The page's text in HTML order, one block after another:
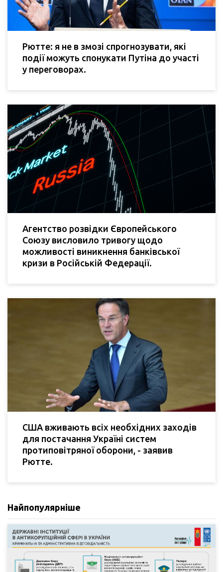
Рютте: я не в змозі спрогнозувати, які
події можуть спонукати Путіна до участі
у переговорах.
Агентство розвідки Європейського
Союзу висловило тривогу щодо
можливості виникнення банківської
кризи в Російській Федерації.
США вживають всіх необхідних заходів
для постачання Україні систем
протиповітряної оборони, - заявив
Рютте.
Найпопулярніше